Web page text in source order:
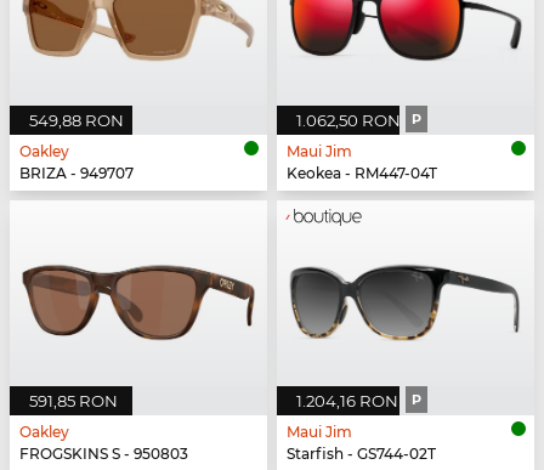
549,88 RON
Oakley
BRIZA - 949707
1.062,50 RON P
Maui Jim
Keokea - RM447-04T
591,85 RON
Oakley
FROGSKINS S - 950803
1.204,16 RON P
Maui Jim
Starfish - GS744-02T